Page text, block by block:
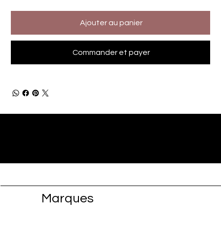
Ajouter au panier
Commander et payer
Marques